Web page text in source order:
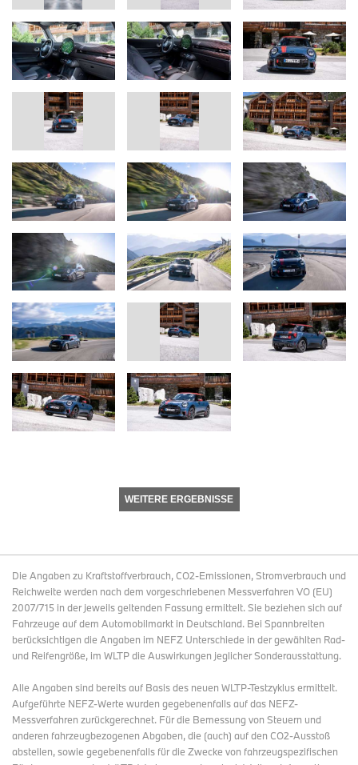
WEITERE ERGEBNISSE
Die Angaben zu Kraftstoffverbrauch, CO2-Emissionen, Stromverbrauch und
Reichweite werden nach dem vorgeschriebenen Messverfahren VO (EU)
2007/715 in der jeweils geltenden Fassung ermittelt. Sie beziehen sich auf
Fahrzeuge auf dem Automobilmarkt in Deutschland. Bei Spannbreiten
berücksichtigen die Angaben im NEFZ Unterschiede in der gewählten Rad-
und Reifengröße, im WLTP die Auswirkungen jeglicher Sonderausstattung.
Alle Angaben sind bereits auf Basis des neuen WLTP-Testzyklus ermittelt.
Aufgeführte NEFZ-Werte wurden gegebenenfalls auf das NEFZ-
Messverfahren zurückgerechnet. Für die Bemessung von Steuern und
anderen fahrzeugbezogenen Abgaben, die (auch) auf den CO2-Ausstoß
abstellen, sowie gegebenenfalls für die Zwecke von fahrzeugspezifischen